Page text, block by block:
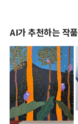
AI가 추천하는 작품